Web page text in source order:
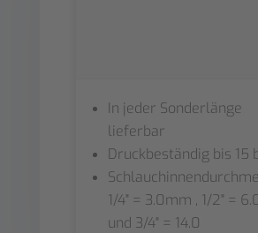
In jeder Sonderlänge
lieferbar
Druckbeständig bis 15
1/4" = 3.0mm , 1/2" =
und 3/4" = 14.0